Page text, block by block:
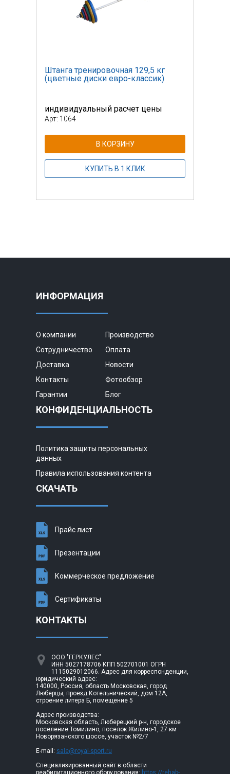
Штанга тренировочная 129,5 кг
(цветные диски евро-классик)
индивидуальный расчет цены
Арт: 1064
В КОРЗИНУ
КУПИТЬ В 1 КЛИК
ИНФОРМАЦИЯ
О компании
Производство
Сотрудничество
Оплата
Доставка
Новости
Контакты
Фотообзор
Гарантии
Блог
КОНФИДЕНЦИАЛЬНОСТЬ
Политика защиты персональных
данных
Правила использования контента
СКАЧАТЬ
Прайс лист
Презентации
Коммерческое предложение
Сертификаты
КОНТАКТЫ
ООО "ГЕРКУЛЕС"
ИНН 5027178706 КПП 502701001 ОГРН
1115029012066. Адрес для корреспонденции,
юридический адрес:
140000, Россия, область Московская, город
Люберцы, проезд Котельнический, дом 12А,
строение литера Б, помещение 5
Адрес производства:
Московская область, Люберецкий р-н, городское
поселение Томилино, поселок Жилино-1, 27 км
Новорязанского шоссе, участок №2/7
E-mail: sale@royal-sport.ru
Специализированный сайт в области
реабилитационного оборудования: https://rehab-